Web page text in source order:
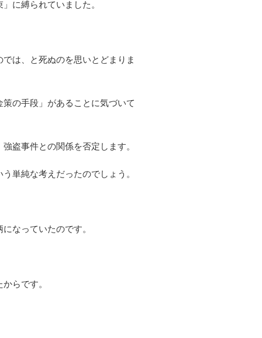
に縛られていました。
は、と死ぬのを思いとどまりま
の手段」があることに気づいて
盗事件との関係を否定します。
単純な考えだったのでしょう。
なっていたのです。
らです。